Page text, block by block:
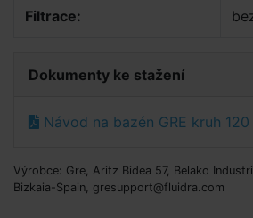
Filtrace:
Dokumenty ke stažení
Návod na bazén GRE kruh 120
Výrobce: Gre, Aritz Bidea 57, Belako
Bizkaia-Spain, gresupport@fluidra.com